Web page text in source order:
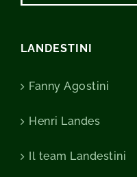
LANDESTINI
Fanny Agostini
Henri Landes
Il team Landestini